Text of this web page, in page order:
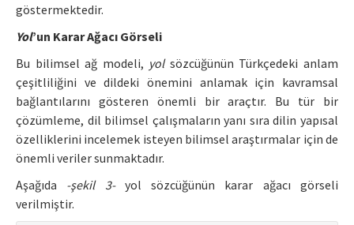
göstermektedir.
Yol’un Karar Ağacı Görseli
Bu bilimsel ağ modeli, yolsözcüğünün Türkçedeki anlam
çeşitliliğini ve dildeki önemini anlamak için kavramsal
bağlantılarını gösteren önemli bir araçtır. Bu tür bir
çözümleme, dil bilimsel çalışmaların yanı sıra dilin yapısal
özelliklerini incelemek isteyen bilimsel araştırmalar için de
önemli veriler sunmaktadır.
Aşağıda -şekil 3-yol sözcüğünün karar ağacı görseli
verilmiştir.